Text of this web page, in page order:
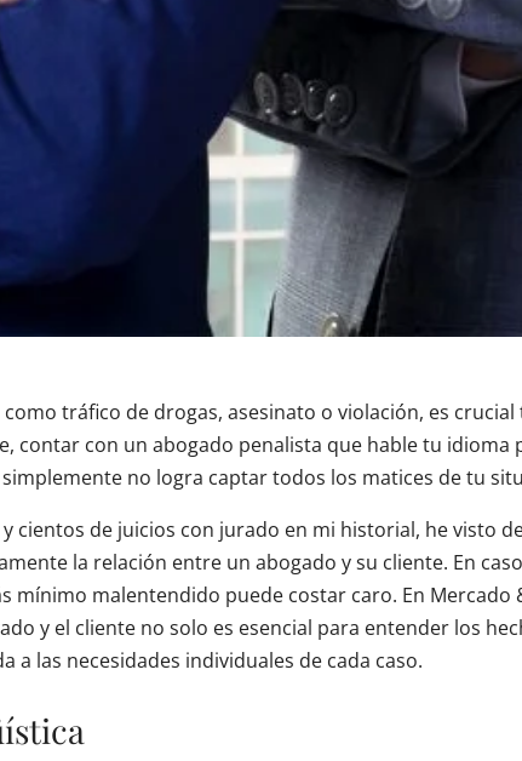
tráfico de drogas, asesinato o violación, es
contar con un abogado penalista que hable tu idioma
no logra captar todos los matices de tu
cientos de juicios con jurado en mi historial, he visto
la relación entre un abogado y su cliente. En
mínimo malentendido puede costar caro. En Mercado
y el cliente no solo es esencial para entender los
a las necesidades individuales de cada caso.